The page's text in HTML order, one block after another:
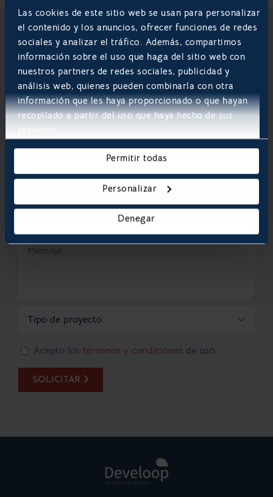
Las cookies de este sitio web se usan para personalizar
el contenido y los anuncios, ofrecer funciones de redes
sociales y analizar el tráfico. Además, compartimos
información sobre el uso que haga del sitio web con
nuestros partners de redes sociales, publicidad y
análisis web, quienes pueden combinarla con otra
información que les haya proporcionado o que hayan
recopilado a partir del uso que haya hecho de sus
servicios.
Permitir todas
Personalizar
Denegar
SOLICITAR PRESUPUESTO

Acepto los términos y condiciones de uso.
SOLICITAR